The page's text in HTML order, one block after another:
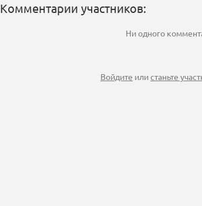
Комментарии участников:
Ни одного
Войдите илистаньте